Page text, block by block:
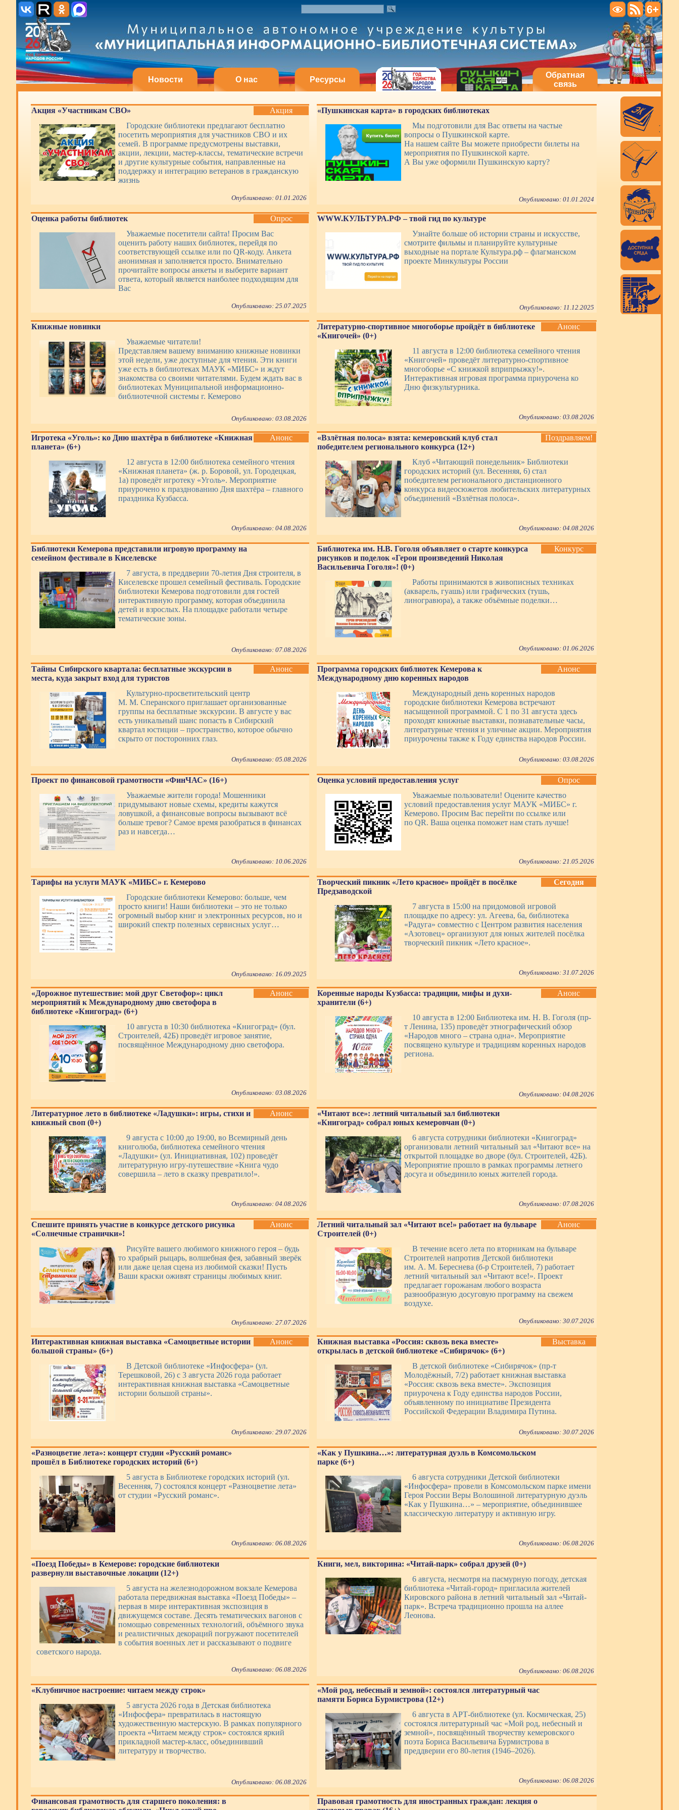
Новости О нас Ресурсы
Обратная
связь
Акция «Участникам СВО»
Акция
Городские библиотеки предлагают бесплатно
посетить мероприятия для участников СВО и их
семей. В программе предусмотрены выставки,
акции, лекции, мастер-классы, тематические встречи
и другие культурные события, направленные на
поддержку и интеграцию ветеранов в гражданскую
жизнь
Опубликовано: 01.01.2026
«Пушкинская карта» в городских библиотеках
Мы подготовили для Вас ответы на частые
вопросы о Пушкинской карте.
На нашем сайте Вы можете приобрести билеты на
мероприятия по Пушкинской карте.
А Вы уже оформили Пушкинскую карту?
Опубликовано: 01.01.2024
Оценка работы библиотек
Опрос
Уважаемые посетители сайта! Просим Вас
оценить работу наших библиотек, перейдя по
соответствующей ссылке или по QR-коду. Анкета
анонимная и заполняется просто. Внимательно
прочитайте вопросы анкеты и выберите вариант
ответа, который является наиболее подходящим для
Вас
Опубликовано: 25.07.2025
WWW.КУЛЬТУРА.РФ – твой гид по культуре
Узнайте больше об истории страны и искусстве,
смотрите фильмы и планируйте культурные
выходные на портале Культура.рф – флагманском
проекте Минкультуры России
Опубликовано: 11.12.2025
Книжные новинки
Уважаемые читатели!
Представляем вашему вниманию книжные новинки
этой недели, уже доступные для чтения. Эти книги
уже есть в библиотеках МАУК «МИБС» и ждут
знакомства со своими читателями. Будем ждать вас в
библиотеках Муниципальной информационно-
библиотечной системы г. Кемерово
Опубликовано: 03.08.2026
Литературно-спортивное многоборье пройдёт в библиотеке
«Книгочей» (0+)
Анонс
11 августа в 12:00 библиотека семейного чтения
«Книгочей» проведёт литературно-спортивное
многоборье «С книжкой вприпрыжку!».
Интерактивная игровая программа приурочена ко
Дню физкультурника.
Опубликовано: 03.08.2026
Игротека «Уголь»: ко Дню шахтёра в библиотеке «Книжная
планета» (6+)
Анонс
12 августа в 12:00 библиотека семейного чтения
«Книжная планета» (ж. р. Боровой, ул. Городецкая,
1а) проведёт игротеку «Уголь». Мероприятие
приурочено к празднованию Дня шахтёра – главного
праздника Кузбасса.
Опубликовано: 04.08.2026
«Взлётная полоса» взята: кемеровский клуб стал
победителем регионального конкурса (12+)
Поздравляем!
Клуб «Читающий понедельник» Библиотеки
городских историй (ул. Весенняя, 6) стал
победителем регионального дистанционного
конкурса видеосюжетов любительских литературных
объединений «Взлётная полоса».
Опубликовано: 04.08.2026
Библиотеки Кемерова представили игровую программу на
семейном фестивале в Киселевске
7 августа, в преддверии 70-летия Дня строителя, в
Киселевске прошел семейный фестиваль. Городские
библиотеки Кемерова подготовили для гостей
интерактивную программу, которая объединила
детей и взрослых. На площадке работали четыре
тематические зоны.
Опубликовано: 07.08.2026
Библиотека им. Н.В. Гоголя объявляет о старте конкурса
рисунков и поделок «Герои произведений Николая
Васильевича Гоголя»! (0+)
Конкурс
Работы принимаются в живописных техниках
(акварель, гуашь) или графических (тушь,
линогравюра), а также объёмные поделки…
Опубликовано: 01.06.2026
Тайны Сибирского квартала: бесплатные экскурсии в
места, куда закрыт вход для туристов
Анонс
Культурно-просветительский центр
М. М. Сперанского приглашает организованные
группы на бесплатные экскурсии. В августе у вас
есть уникальный шанс попасть в Сибирский
квартал юстиции – пространство, которое обычно
скрыто от посторонних глаз.
Опубликовано: 05.08.2026
Программа городских библиотек Кемерова к
Международному дню коренных народов
Анонс
Международный день коренных народов
городские библиотеки Кемерова встречают
насыщенной программой. С 1 по 31 августа здесь
проходят книжные выставки, познавательные часы,
литературные чтения и уличные акции. Мероприятия
приурочены также к Году единства народов России.
Опубликовано: 03.08.2026
Проект по финансовой грамотности «ФинЧАС» (16+)
Уважаемые жители города! Мошенники
придумывают новые схемы, кредиты кажутся
ловушкой, а финансовые вопросы вызывают всё
больше тревог? Самое время разобраться в финансах
раз и навсегда…
Опубликовано: 10.06.2026
Оценка условий предоставления услуг
Опрос
Уважаемые пользователи! Оцените качество
условий предоставления услуг МАУК «МИБС» г.
Кемерово. Просим Вас перейти по ссылке или
по QR. Ваша оценка поможет нам стать лучше!
Опубликовано: 21.05.2026
Тарифы на услуги МАУК «МИБС» г. Кемерово
Городские библиотеки Кемерово: больше, чем
просто книги! Наши библиотеки – это не только
огромный выбор книг и электронных ресурсов, но и
широкий спектр полезных сервисных услуг…
Опубликовано: 16.09.2025
Творческий пикник «Лето красное» пройдёт в посёлке
Предзаводской
Сегодня
7 августа в 15:00 на придомовой игровой
площадке по адресу: ул. Агеева, 6а, библиотека
«Радуга» совместно с Центром развития населения
«Азотовец» организуют для юных жителей посёлка
творческий пикник «Лето красное».
Опубликовано: 31.07.2026
«Дорожное путешествие: мой друг Светофор»: цикл
мероприятий к Международному дню светофора в
библиотеке «Книгоград» (6+)
Анонс
10 августа в 10:30 библиотека «Книгоград» (бул.
Строителей, 42Б) проведёт игровое занятие,
посвящённое Международному дню светофора.
Опубликовано: 03.08.2026
Коренные народы Кузбасса: традиции, мифы и духи-
хранители (6+)
Анонс
10 августа в 12:00 Библиотека им. Н. В. Гоголя (пр-
т Ленина, 135) проведёт этнографический обзор
«Народов много – страна одна». Мероприятие
посвящено культуре и традициям коренных народов
региона.
Опубликовано: 04.08.2026
Литературное лето в библиотеке «Ладушки»: игры, стихи и
книжный своп (0+)
Анонс
9 августа с 10:00 до 19:00, во Всемирный день
книголюба, библиотека семейного чтения
«Ладушки» (ул. Инициативная, 102) проведёт
литературную игру-путешествие «Книга чудо
совершила – лето в сказку превратило!».
Опубликовано: 04.08.2026
«Читают все»: летний читальный зал библиотеки
«Книгоград» собрал юных кемеровчан (0+)
6 августа сотрудники библиотеки «Книгоград»
организовали летний читальный зал «Читают все» на
открытой площадке во дворе (бул. Строителей, 42Б).
Мероприятие прошло в рамках программы летнего
досуга и объединило юных жителей города.
Опубликовано: 07.08.2026
Спешите принять участие в конкурсе детского рисунка
«Солнечные странички»!
Анонс
Рисуйте вашего любимого книжного героя – будь
то храбрый рыцарь, волшебная фея, забавный зверёк
или даже целая сцена из любимой сказки! Пусть
Ваши краски оживят страницы любимых книг.
Опубликовано: 27.07.2026
Летний читальный зал «Читают все!» работает на бульваре
Строителей (0+)
Анонс
В течение всего лета по вторникам на бульваре
Строителей напротив Детской библиотеки
им. А. М. Береснева (б-р Строителей, 7) работает
летний читальный зал «Читают все!». Проект
предлагает горожанам любого возраста
разнообразную досуговую программу на свежем
воздухе.
Опубликовано: 30.07.2026
Интерактивная книжная выставка «Самоцветные истории
большой страны» (6+)
Анонс
В Детской библиотеке «Инфосфера» (ул.
Терешковой, 26) с 3 августа 2026 года работает
интерактивная книжная выставка «Самоцветные
истории большой страны».
Опубликовано: 29.07.2026
Книжная выставка «Россия: сквозь века вместе»
открылась в детской библиотеке «Сибирячок» (6+)
Выставка
В детской библиотеке «Сибирячок» (пр-т
Молодёжный, 7/2) работает книжная выставка
«Россия: сквозь века вместе». Экспозиция
приурочена к Году единства народов России,
объявленному по инициативе Президента
Российской Федерации Владимира Путина.
Опубликовано: 30.07.2026
«Разноцветие лета»: концерт студии «Русский романс»
прошёл в Библиотеке городских историй (6+)
5 августа в Библиотеке городских историй (ул.
Весенняя, 7) состоялся концерт «Разноцветие лета»
от студии «Русский романс».
Опубликовано: 06.08.2026
«Как у Пушкина…»: литературная дуэль в Комсомольском
парке (6+)
6 августа сотрудники Детской библиотеки
«Инфосфера» провели в Комсомольском парке имени
Героя России Веры Волошиной литературную дуэль
«Как у Пушкина…» – мероприятие, объединившее
классическую литературу и активную игру.
Опубликовано: 06.08.2026
«Поезд Победы» в Кемерове: городские библиотеки
развернули выставочные локации (12+)
5 августа на железнодорожном вокзале Кемерова
работала передвижная выставка «Поезд Победы» –
первая в мире интерактивная экспозиция в
движущемся составе. Десять тематических вагонов с
помощью современных технологий, объёмного звука
и реалистичных декораций погружают посетителей
в события военных лет и рассказывают о подвиге
советского народа.
Опубликовано: 06.08.2026
Книги, мел, викторина: «Читай-парк» собрал друзей (0+)
6 августа, несмотря на пасмурную погоду, детская
библиотека «Читай-город» пригласила жителей
Кировского района в летний читальный зал «Читай-
парк». Встреча традиционно прошла на аллее
Леонова.
Опубликовано: 06.08.2026
«Клубничное настроение: читаем между строк»
5 августа 2026 года в Детская библиотека
«Инфосфера» превратилась в настоящую
художественную мастерскую. В рамках популярного
проекта «Читаем между строк» состоялся яркий
прикладной мастер-класс, объединивший
литературу и творчество.
Опубликовано: 06.08.2026
«Мой род, небесный и земной»: состоялся литературный час
памяти Бориса Бурмистрова (12+)
6 августа в АРТ-библиотеке (ул. Космическая, 25)
состоялся литературный час «Мой род, небесный и
земной», посвящённый творчеству кемеровского
поэта Бориса Васильевича Бурмистрова в
преддверии его 80-летия (1946–2026).
Опубликовано: 06.08.2026
Финансовая грамотность для старшего поколения: в
Правовая грамотность для иностранных граждан: лекция о